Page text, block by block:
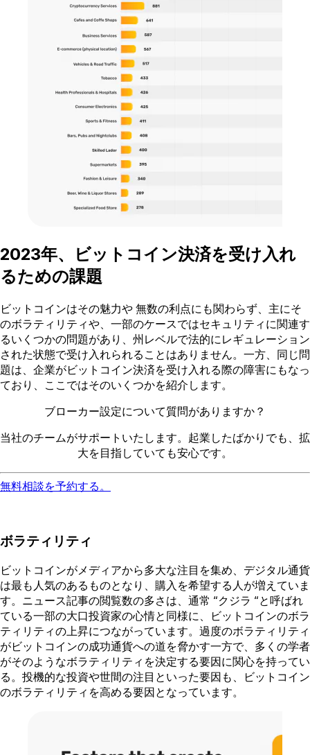
2023年、ビットコイン決済を受け入れ
るための課題
ビットコインはその魅力や 無数の利点にも関わらず、主にそ
のボラティリティや、一部のケースではセキュリティに関連す
るいくつかの問題があり、州レベルで法的にレギュレーション
された状態で受け入れられることはありません。一方、同じ問
題は、企業がビットコイン決済を受け入れる際の障害にもなっ
ており、ここではそのいくつかを紹介します。
ブローカー設定について質問がありますか？
当社のチームがサポートいたします。起業したばかりでも、拡
大を目指していても安心です。
無料相談を予約する。
ボラティリティ
ビットコインがメディアから多大な注目を集め、デジタル通貨
は最も人気のあるものとなり、購入を希望する人が増えていま
す。ニュース記事の閲覧数の多さは、通常 “クジラ “と呼ばれ
ている一部の大口投資家の心情と同様に、ビットコインのボラ
ティリティの上昇につながっています。過度のボラティリティ
がビットコインの成功通貨への道を脅かす一方で、多くの学者
がそのようなボラティリティを決定する要因に関心を持ってい
る。投機的な投資や世間の注目といった要因も、ビットコイン
のボラティリティを高める要因となっています。